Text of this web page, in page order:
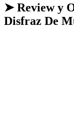
➤ Review y
Disfraz De